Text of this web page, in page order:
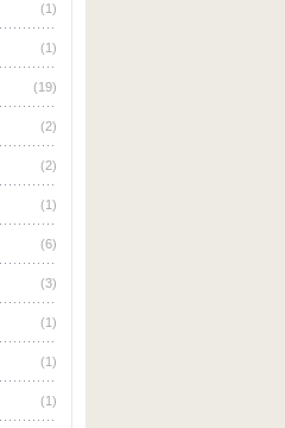
(1)
(1)
(19)
(2)
(2)
(1)
(6)
(3)
(1)
(1)
(1)